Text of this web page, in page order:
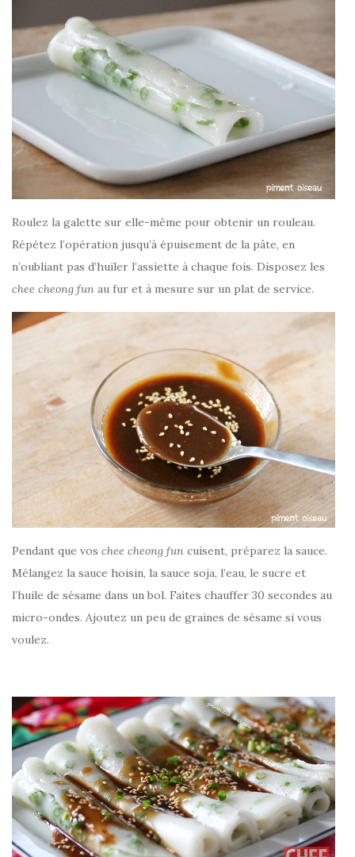
Roulez la galette sur elle-même pour obtenir un rouleau.
Répétez l’opération jusqu’à épuisement de la pâte, en
n’oubliant pas d’huiler l’assiette à chaque fois. Disposez les
chee cheong fun au fur et à mesure sur un plat de service.
Pendant que vos chee cheong fun cuisent, préparez la sauce.
Mélangez la sauce hoisin, la sauce soja, l’eau, le sucre et
l’huile de sésame dans un bol. Faites chauffer 30 secondes au
micro-ondes. Ajoutez un peu de graines de sésame si vous
voulez.